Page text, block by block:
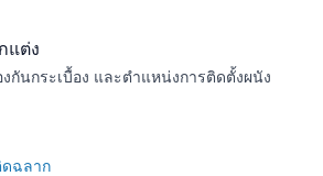
แต่ง​
กันกระเบื้อง และตำแหน่งการติดตั้งผนัง